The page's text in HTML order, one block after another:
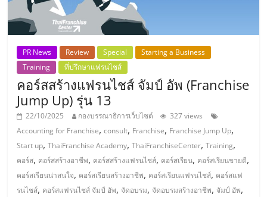
PR News Review Special
Starting a Business
Training
ที่ปรึกษาแฟรนไชส์
คอร์สสร้างแฟรนไชส์ จัมป์ อัพ (Franchise
Jump Up) รุ่น 13
22/10/2025 กองบรรณาธิการเว็บไซต์
327 views
Accounting for Franchise,consult, Franchise, Franchise Jump Up,
Start up,ThaiFranchise Academy,ThaiFranchiseCenter,Training,
คอร์ส, คอร์สสร้างอาชีพ, คอร์สสร้างแฟรนไชส์, คอร์สเรียน, คอร์สเรียนขายดี,
คอร์สเรียนน่าสนใจ, คอร์สเรียนสร้างอาชีพ, คอร์สเรียนแฟรนไชส์, คอร์สแฟ
รนไชส์, คอร์สแฟรนไชส์ จัมป์ อัพ, จัดอบรม, จัดอบรมสร้างอาชีพ, จัมป์ อัพ,